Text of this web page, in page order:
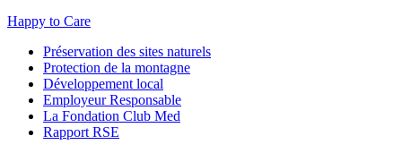
Happy to Care
Préservation des sites naturels
Protection de la montagne
Développement local
Employeur Responsable
La Fondation Club Med
Rapport RSE